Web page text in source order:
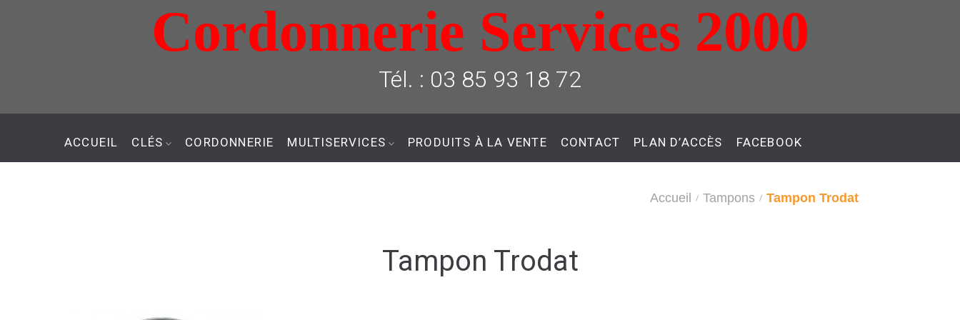
Cordonnerie Services 2000
Tél. : 03 85 93 18 72
ACCUEIL CLÉS CORDONNERIE MULTISERVICES PRODUITS À LA VENTE CONTACT PLAN D’ACCÈS FACEBOOK
Accueil / Tampons / Tampon Trodat
Tampon Trodat